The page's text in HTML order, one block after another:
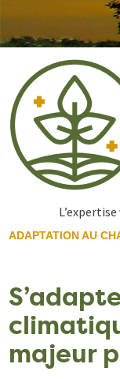
au
principal
ADAPTATION AU
majeur